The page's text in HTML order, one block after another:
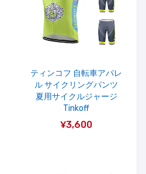
ティンコフ 自転車アパレ
ル サイクリングパンツ
夏用サイクルジャージ
Tinkoff
¥3,600